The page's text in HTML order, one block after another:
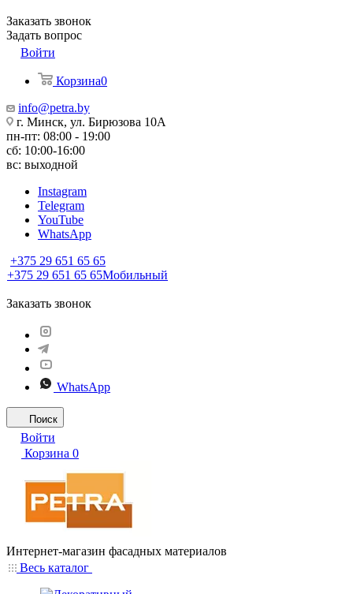
Заказать звонок
Задать вопрос
Войти
Корзина0
info@petra.by
г. Минск, ул. Бирюзова 10А
пн-пт: 08:00 - 19:00
сб: 10:00-16:00
вс: выходной
Instagram
Telegram
YouTube
WhatsApp
+375 29 651 65 65
+375 29 651 65 65Мобильный
Заказать звонок
WhatsApp
Поиск
Войти
Корзина 0
Интернет-магазин фасадных материалов
Весь каталог